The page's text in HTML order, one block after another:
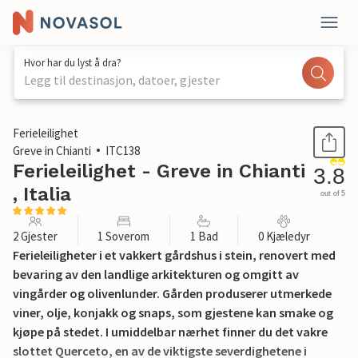
Hvor har du lyst å dra?
Legg til destinasjon, datoer, gjester
1 / 15
Ferieleilighet
Greve in Chianti
ITC138
Ferieleilighet - Greve in Chianti
, Italia
3.8
out of 5
2 Gjester 1 Soverom 1 Bad 0 Kjæledyr
Ferieleiligheter i et vakkert gårdshus i stein, renovert med
bevaring av den landlige arkitekturen og omgitt av
vingårder og olivenlunder. Gården produserer utmerkede
viner, olje, konjakk og snaps, som gjestene kan smake og
kjøpe på stedet. I umiddelbar nærhet finner du det vakre
slottet Querceto, en av de viktigste severdighetene i